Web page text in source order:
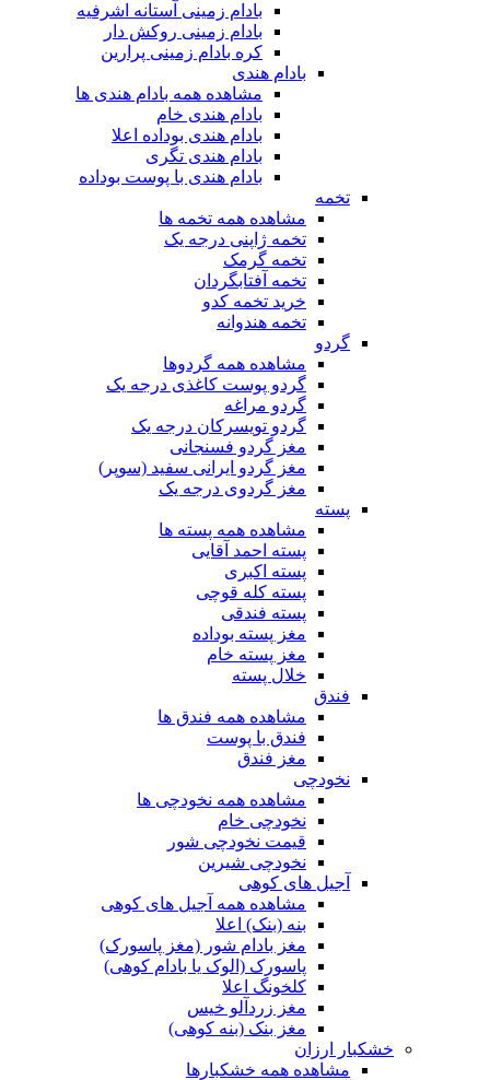
بادام زمینی آستانه اشرفیه
بادام زمینی روکش دار
کره بادام زمینی پرارین
بادام هندی
مشاهده همه بادام هندی ها
بادام هندی خام
بادام هندی بوداده اعلا
بادام هندی تگری
بادام هندی با پوست بوداده
تخمه
مشاهده همه تخمه ها
تخمه ژاپنی درجه یک
تخمه گرمک
تخمه آفتابگردان
خرید تخمه کدو
تخمه هندوانه
گردو
مشاهده همه گردوها
گردو پوست کاغذی درجه یک
گردو مراغه
گردو تویسرکان درجه یک
مغز گردو فسنجانی
مغز گردو ایرانی سفید (سوپر)
مغز گردوی درجه یک
پسته
مشاهده همه پسته ها
پسته احمد آقایی
پسته اکبری
پسته کله قوچی
پسته فندقی
مغز پسته بوداده
مغز پسته خام
خلال پسته
فندق
مشاهده همه فندق ها
فندق با پوست
مغز فندق
نخودچی
مشاهده همه نخودچی ها
نخودچی خام
قیمت نخودچی شور
نخودچی شیرین
آجیل های کوهی
مشاهده همه آجیل های کوهی
بنه (بنک) اعلا
مغز بادام شور (مغز پاسورک)
پاسورک (الوک یا بادام کوهی)
کلخونگ اعلا
مغز زردآلو خیس
مغز بنک (بنه کوهی)
خشکبار ارزان
مشاهده همه خشکبارها